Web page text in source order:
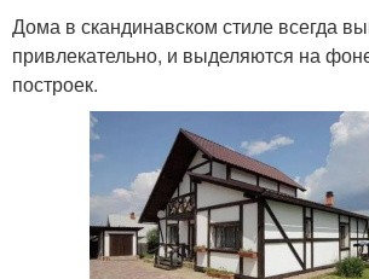
Дома в скандинавском стиле всегда
привлекательно, и выделяются на
построек.